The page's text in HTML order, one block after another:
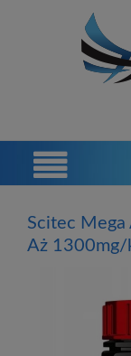
Scitec Mega
Aż 1300mg/